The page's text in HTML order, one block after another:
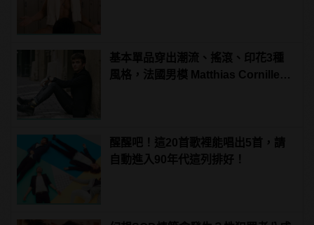
基本單品穿出潮流、搖滾、印花3種
風格，法國男模 Matthias Cornilleau
醒醒吧！這20首歌裡能唱出5首，請
自動進入90年代這列排好！